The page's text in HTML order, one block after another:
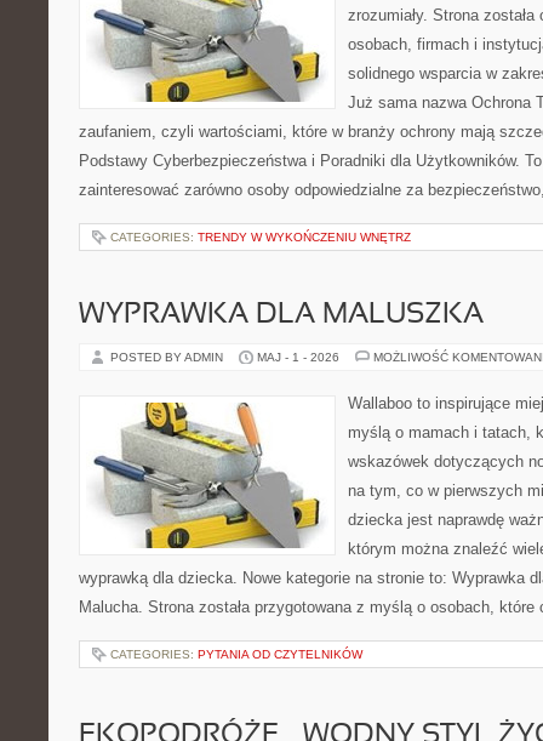
zrozumiały. Strona
osobach, firmach i
solidnego wsparcia w
Już sama nazwa Ochrona
zaufaniem, czyli wartościami, które w branży ochrony mają
Podstawy Cyberbezpieczeństwa i Poradniki dla Użytkowników.
zainteresować zarówno osoby odpowiedzialne za
CATEGORIES: TRENDY W WYKOŃCZENIU WNĘTRZ
WYPRAWKA DLA MALUSZKA
POSTED BY ADMIN MAJ - 1 - 2026 MOŻLIWOŚĆ
Wallaboo to inspirujące
myślą o mamach i tatach,
wskazówek dotyczących
na tym, co w pierwszych
dziecka jest naprawdę
którym można znaleźć
wyprawką dla dziecka. Nowe kategorie na stronie to: Wyprawka
Malucha. Strona została przygotowana z myślą o osobach,
CATEGORIES: PYTANIA OD CZYTELNIKÓW